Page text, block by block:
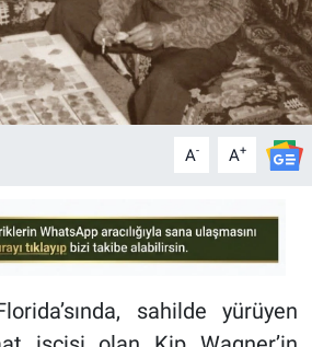
A- A+
sahilde yürüyen